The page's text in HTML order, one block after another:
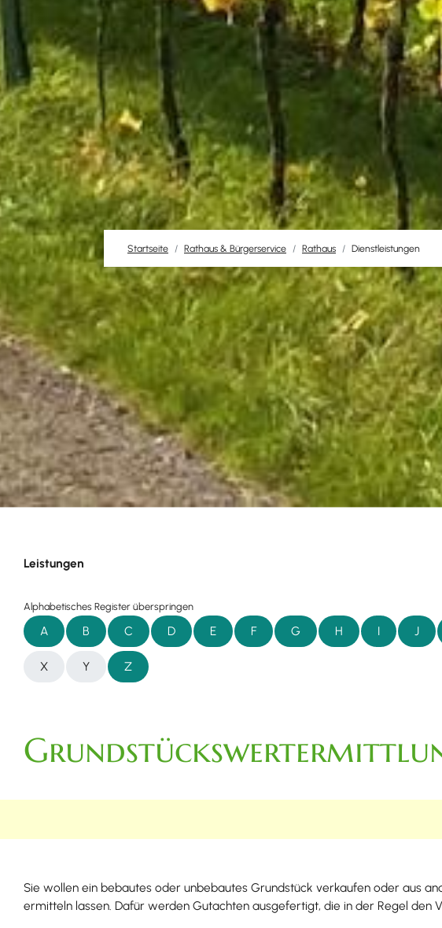
Startseite Rathaus & Bürgerservice Rathaus Dienstleistungen
Leistungen
Alphabetisches Register überspringen
A B C D E F G H I J
X Y Z
Sie wollen ein bebautes oder unbebautes Grundstück verkaufen oder aus
ermitteln lassen. Dafür werden Gutachten ausgefertigt, die in der Regel